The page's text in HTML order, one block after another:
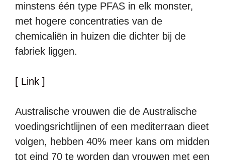
minstens één type PFAS in elk monster,
met hogere concentraties van de
chemicaliën in huizen die dichter bij de
fabriek liggen.
[ Link ]
Australische vrouwen die de Australische
voedingsrichtlijnen of een mediterraan dieet
volgen, hebben 40% meer kans om midden
tot eind 70 te worden dan vrouwen met een